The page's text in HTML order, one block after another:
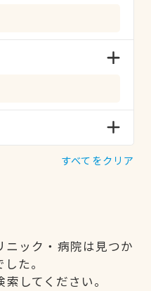
すべてをクリア
ック・病院は見つか
た。
してください。